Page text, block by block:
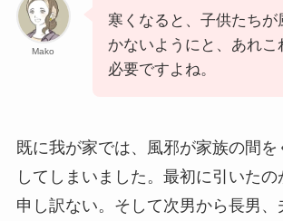
Mako
寒くなると、子供たちが
かないようにと、あれこ
必要ですよね。
既に我が家では、風邪が家族の間を
してしまいました。最初に引いたの
申し訳ない。そして次男から長男、